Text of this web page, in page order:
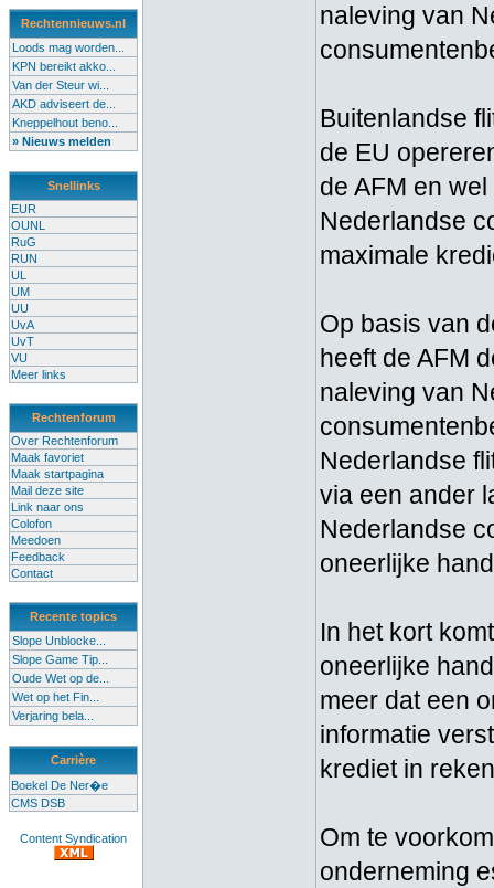
Rechtennieuws.nl
Loods mag worden...
KPN bereikt akko...
Van der Steur wi...
AKD adviseert de...
Kneppelhout beno...
» Nieuws melden
Snellinks
EUR
OUNL
RuG
RUN
UL
UM
UU
UvA
UvT
VU
Meer links
Rechtenforum
Over Rechtenforum
Maak favoriet
Maak startpagina
Mail deze site
Link naar ons
Colofon
Meedoen
Feedback
Contact
Recente topics
Slope Unblocke...
Slope Game Tip...
Oude Wet op de...
Wet op het Fin...
Verjaring bela...
Carrière
Boekel De Ner�e
CMS DSB
Content Syndication
naleving van
Buitenlandse
de EU
de AFM en
Nederlandse
maximale
Op basis van
heeft de AFM
naleving van
Nederlandse
via een ander
Nederlandse
oneerlijke
In het kort
oneerlijke
meer dat een
informatie
krediet in
Om te
onderneming